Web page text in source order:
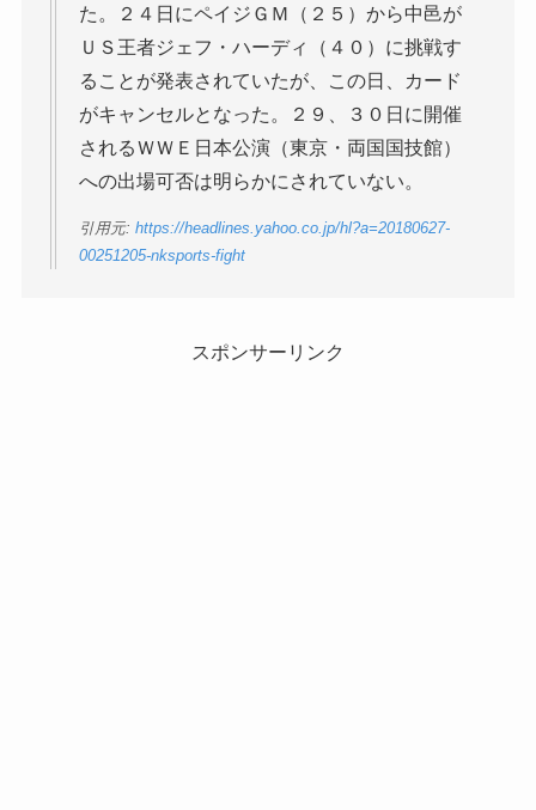
た。２４日にペイジＧＭ（２５）から中邑が
ＵＳ王者ジェフ・ハーディ（４０）に挑戦す
ることが発表されていたが、この日、カード
がキャンセルとなった。２９、３０日に開催
されるＷＷＥ日本公演（東京・両国国技館）
への出場可否は明らかにされていない。
引用元: https://headlines.yahoo.co.jp/hl?a=20180627-
00251205-nksports-fight
スポンサーリンク